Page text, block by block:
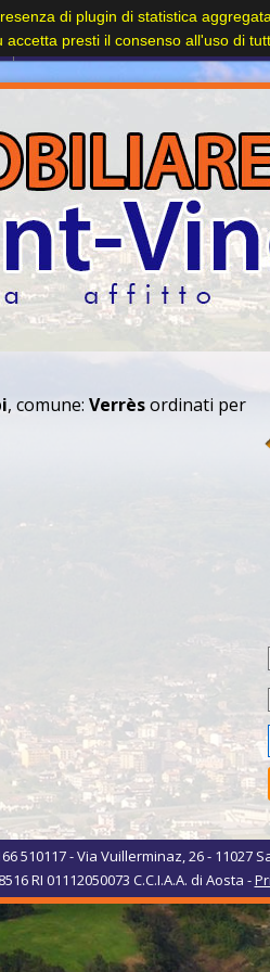
, comune: Verrèsordinati per
510117 - Via Vuillerminaz, 26 - 11027
RI 01112050073 C.C.I.A.A. di Aosta -
di plugin di statistica
presti il consenso all'uso di